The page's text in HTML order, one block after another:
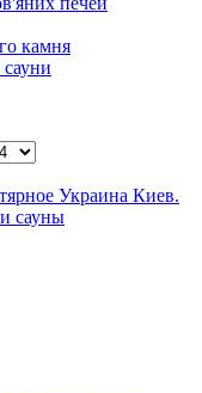
камня